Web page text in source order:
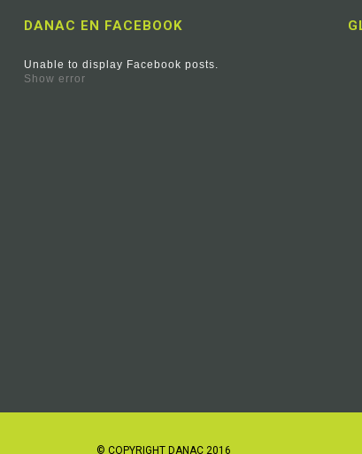
DANAC EN FACEBOOK
Unable to display Facebook posts.
Show error
© COPYRIGHT DANAC 2016